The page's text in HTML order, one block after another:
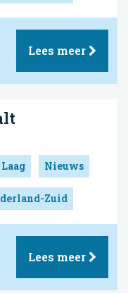
Lees meer
Laag Nieuws
Zuid
Lees meer